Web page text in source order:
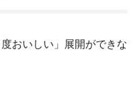
おいしい」展開ができな